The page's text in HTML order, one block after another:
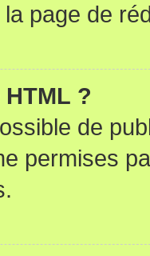
page de
?
de
permises